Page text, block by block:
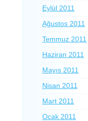
Eylül 2011
Ağustos 2011
Temmuz 2011
Haziran 2011
Mayıs 2011
Nisan 2011
Mart 2011
Ocak 2011